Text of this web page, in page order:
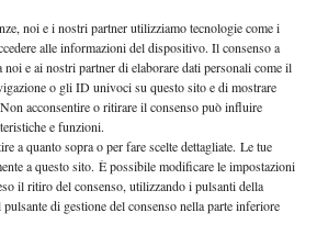
noi e i nostri partner utilizziamo tecnologie come i
alle informazioni del dispositivo. Il consenso a
noi e ai nostri partner di elaborare dati personali come il
o gli ID univoci su questo sito e di mostrare
acconsentire o ritirare il consenso può influire
e funzioni.
a quanto sopra o per fare scelte dettagliate. Le tue
a questo sito. È possibile modificare le impostazioni
il ritiro del consenso, utilizzando i pulsanti della
di gestione del consenso nella parte inferiore
nel circuito ATP.
per riconoscere in lui le stigmate del
interessante il paragone con i
secolo. Al secondo posto di questa
Fonseca e Rafael Nadal a quota 15,
Alcaraz a 14. Appena fuori dal podio